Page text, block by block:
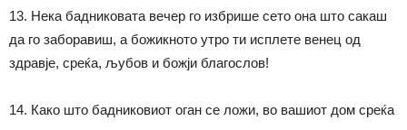
13. Нека бадниковата вечер го избрише сето она што сакаш
да го заборавиш, а божикното утро ти исплете венец од
здравје, среќа, љубов и божји благослов!
14. Како што бадниковиот оган се ложи, во вашиот дом среќа